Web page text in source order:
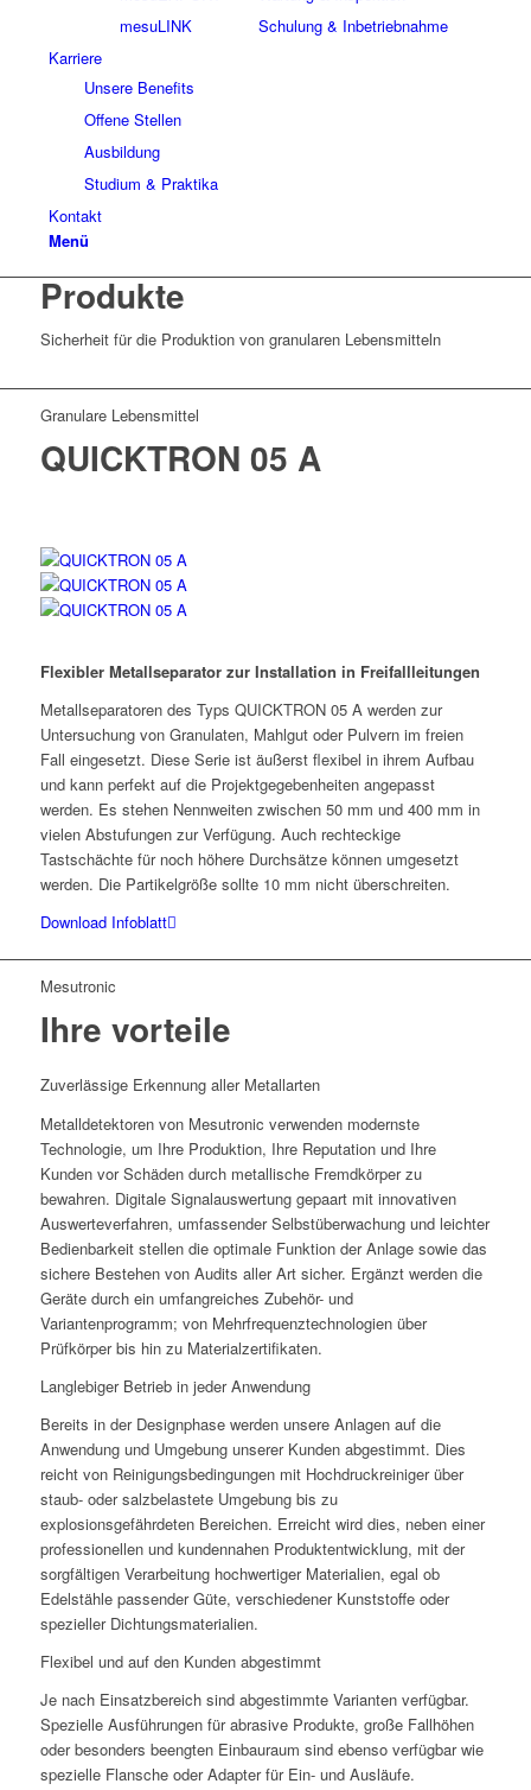
mesuLINK
Schulung & Inbetriebnahme
Karriere
Unsere Benefits
Offene Stellen
Ausbildung
Studium & Praktika
Kontakt
Menü
Produkte
Sicherheit für die Produktion von granularen Lebensmitteln
Granulare Lebensmittel
QUICKTRON 05 A
Flexibler Metallseparator zur Installation in Freifallleitungen
Metallseparatoren des Typs QUICKTRON 05 A werden zur
Untersuchung von Granulaten, Mahlgut oder Pulvern im freien
Fall eingesetzt. Diese Serie ist äußerst flexibel in ihrem Aufbau
und kann perfekt auf die Projektgegebenheiten angepasst
werden. Es stehen Nennweiten zwischen 50 mm und 400 mm in
vielen Abstufungen zur Verfügung. Auch rechteckige
Tastschächte für noch höhere Durchsätze können umgesetzt
werden. Die Partikelgröße sollte 10 mm nicht überschreiten.
Download Infoblatt
Mesutronic
Ihre vorteile
Zuverlässige Erkennung aller Metallarten
Metalldetektoren von Mesutronic verwenden modernste
Technologie, um Ihre Produktion, Ihre Reputation und Ihre
Kunden vor Schäden durch metallische Fremdkörper zu
bewahren. Digitale Signalauswertung gepaart mit innovativen
Auswerteverfahren, umfassender Selbstüberwachung und leichter
Bedienbarkeit stellen die optimale Funktion der Anlage sowie das
sichere Bestehen von Audits aller Art sicher. Ergänzt werden die
Geräte durch ein umfangreiches Zubehör- und
Variantenprogramm; von Mehrfrequenztechnologien über
Prüfkörper bis hin zu Materialzertifikaten.
Langlebiger Betrieb in jeder Anwendung
Bereits in der Designphase werden unsere Anlagen auf die
Anwendung und Umgebung unserer Kunden abgestimmt. Dies
reicht von Reinigungsbedingungen mit Hochdruckreiniger über
staub- oder salzbelastete Umgebung bis zu
explosionsgefährdeten Bereichen. Erreicht wird dies, neben einer
professionellen und kundennahen Produktentwicklung, mit der
sorgfältigen Verarbeitung hochwertiger Materialien, egal ob
Edelstähle passender Güte, verschiedener Kunststoffe oder
spezieller Dichtungsmaterialien.
Flexibel und auf den Kunden abgestimmt
Je nach Einsatzbereich sind abgestimmte Varianten verfügbar.
Spezielle Ausführungen für abrasive Produkte, große Fallhöhen
oder besonders beengten Einbauraum sind ebenso verfügbar wie
spezielle Flansche oder Adapter für Ein- und Ausläufe.